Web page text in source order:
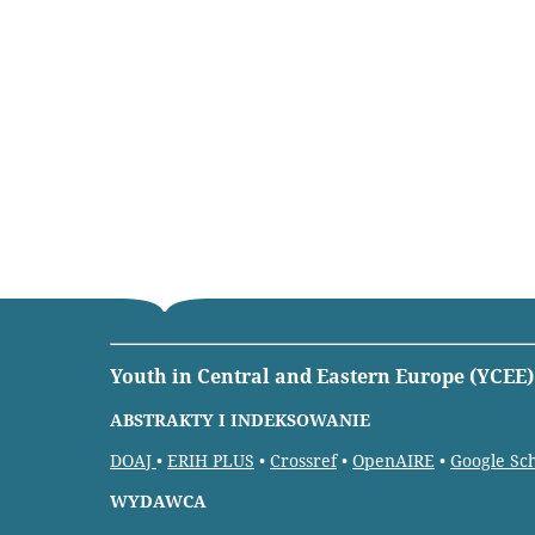
Youth in Central and Eastern Europe (YCEE)
ABSTRAKTY I INDEKSOWANIE
DOAJ • ERIH PLUS • Crossref• OpenAIRE • Google
WYDAWCA